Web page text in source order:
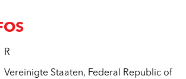
R
Vereinigte Staaten, Federal Republic of